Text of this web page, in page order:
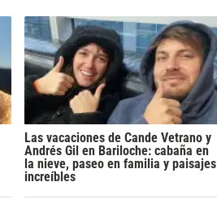
Las vacaciones de Cande Vetrano y
Andrés Gil en Bariloche: cabaña en
la nieve, paseo en familia y paisajes
increíbles